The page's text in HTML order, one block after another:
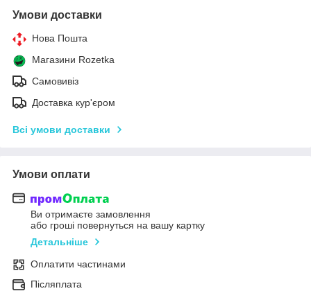
Умови доставки
Нова Пошта
Магазини Rozetka
Самовивіз
Доставка кур'єром
Всі умови доставки
Умови оплати
Ви отримаєте замовлення
або гроші повернуться на вашу картку
Детальніше
Оплатити частинами
Післяплата